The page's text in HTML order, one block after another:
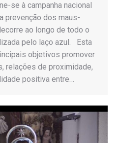
se à campanha nacional
prevenção dos maus-
ao longo de todo o
pelo laço azul. Esta
objetivos promover
relações de proximidade,
positiva entre…